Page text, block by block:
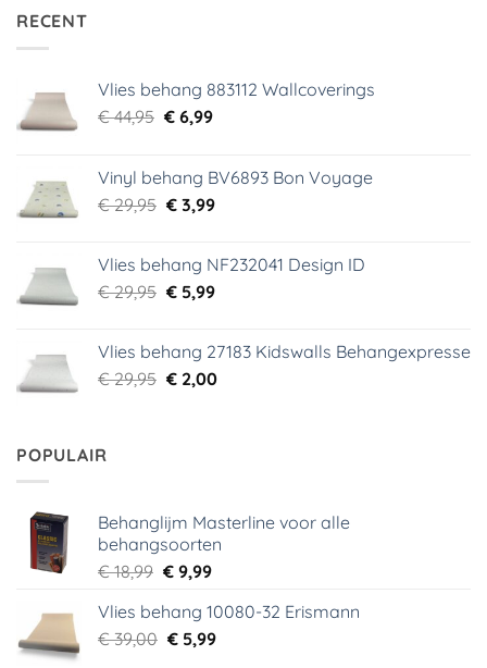
RECENT
Vlies behang 883112 Wallcoverings
€44,95 Oorspronkelijke
€ 44,95.
€6,99Huidige
€ 6,99.
Vinyl behang BV6893 Bon Voyage
€29,95 Oorspronkelijke
€ 29,95.
€3,99Huidige
€ 3,99.
Vlies behang NF232041 Design ID
€29,95 Oorspronkelijke
€ 29,95.
€5,99Huidige
€ 5,99.
Vlies behang 27183 Kidswalls Behangexpresse
€29,95 Oorspronkelijke
€2,00Huidige
POPULAIR
Behanglijm Masterline voor alle
behangsoorten
€18,99 Oorspronkelijke
was:
€ 18,99.
€9,99Huidige
is:
€ 9,99.
Vlies behang 10080-32 Erismann
€39,00 Oorspronkelijke
€5,99Huidige